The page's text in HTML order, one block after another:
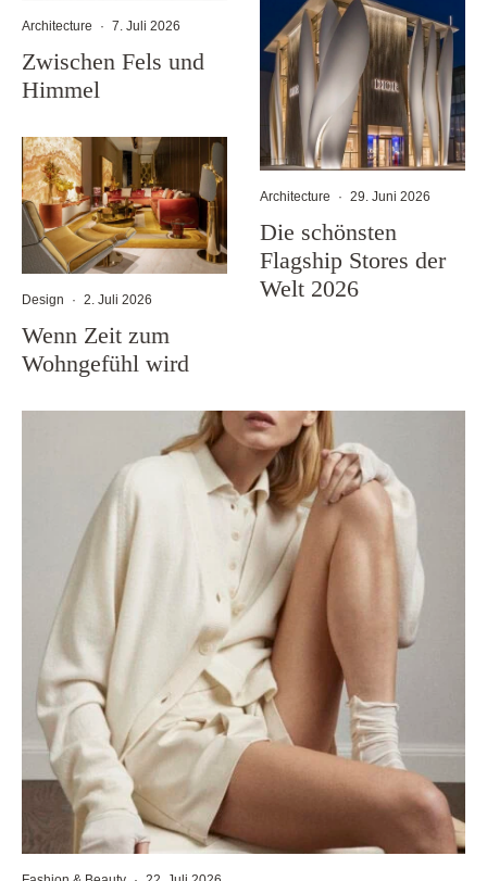
Architecture · 7. Juli 2026
Zwischen Fels und
Himmel
Design · 2. Juli 2026
Wenn Zeit zum
Wohngefühl wird
Architecture · 29. Juni 2026
Die schönsten
Flagship Stores der
Welt 2026